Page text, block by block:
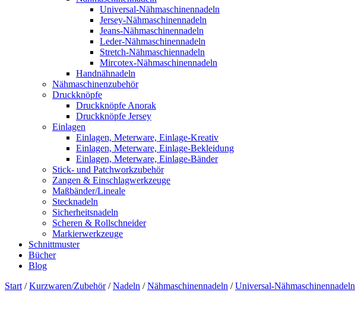
Universal-Nähmaschinennadeln
Jersey-Nähmaschinennadeln
Jeans-Nähmaschinennadeln
Leder-Nähmaschinennadeln
Stretch-Nähmaschiennadeln
Mircotex-Nähmaschinennadeln
Handnähnadeln
Nähmaschinenzubehör
Druckknöpfe
Druckknöpfe Anorak
Druckknöpfe Jersey
Einlagen
Einlagen, Meterware, Einlage-Kreativ
Einlagen, Meterware, Einlage-Bekleidung
Einlagen, Meterware, Einlage-Bänder
Stick- und Patchworkzubehör
Zangen & Einschlagwerkzeuge
Maßbänder/Lineale
Stecknadeln
Sicherheitsnadeln
Scheren & Rollschneider
Markierwerkzeuge
Schnittmuster
Bücher
Blog
Start /Kurzwaren/Zubehör/Nadeln /Nähmaschinennadeln /Universal-Nähmaschinennadeln